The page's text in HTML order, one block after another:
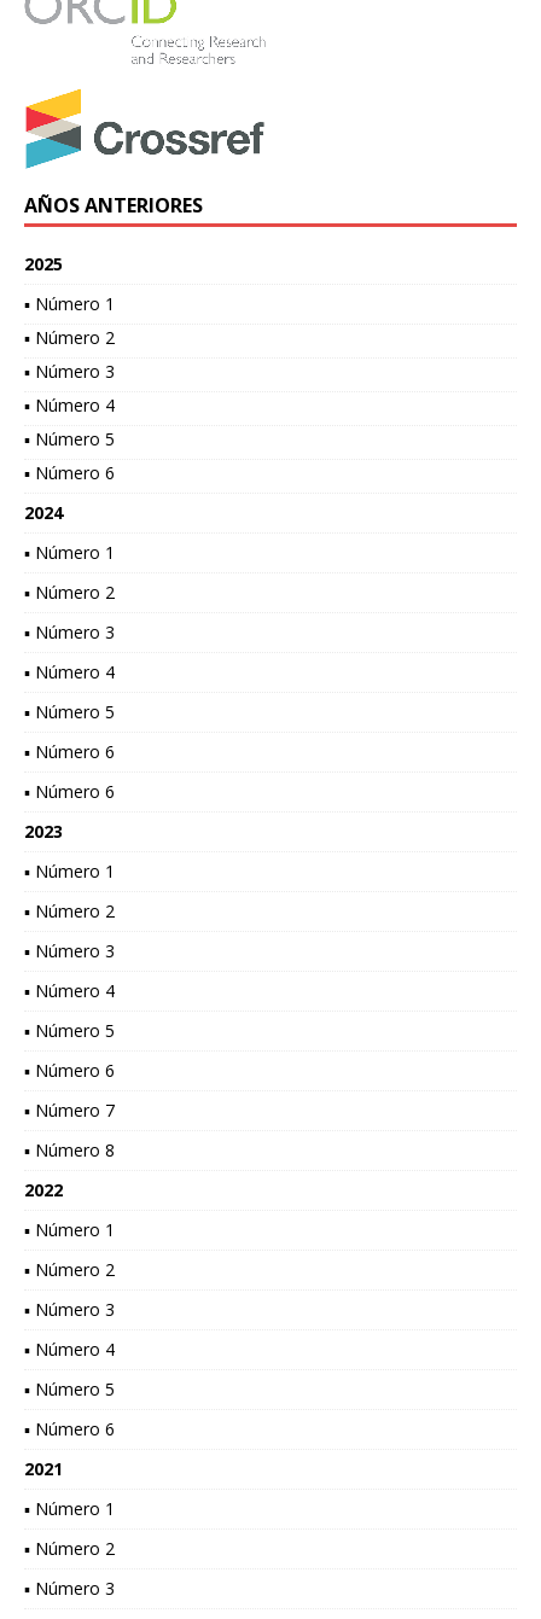
AÑOS ANTERIORES
2025
▪ Número 1
▪ Número 2
▪ Número 3
▪ Número 4
▪ Número 5
▪ Número 6
2024
▪ Número 1
▪ Número 2
▪ Número 3
▪ Número 4
▪ Número 5
▪ Número 6
▪ Número 6
2023
▪ Número 1
▪ Número 2
▪ Número 3
▪ Número 4
▪ Número 5
▪ Número 6
▪ Número 7
▪ Número 8
2022
▪ Número 1
▪ Número 2
▪ Número 3
▪ Número 4
▪ Número 5
▪ Número 6
2021
▪ Número 1
▪ Número 2
▪ Número 3